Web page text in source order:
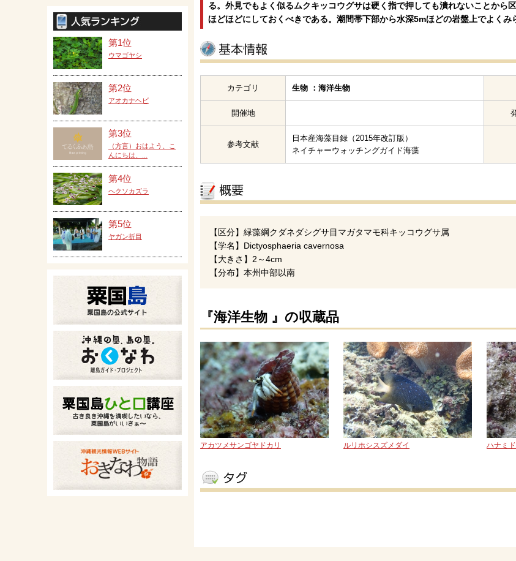
る。外見でもよく似るムクキッコウグサは硬く指で押しても潰れないことか
ほどほどにしておくべきである。潮間帯下部から水深5mほどの岩盤上でよくみ
カテゴリ 生物 ：海洋生物
開催地
参考文献
日本産海藻目録（2015年改訂版）
ネイチャーウォッチングガイド海藻
【区分】緑藻綱クダネダシグサ目マガタマモ科キッコウグサ属
【学名】Dictyosphaeria cavernosa
【大きさ】2～4cm
【分布】本州中部以南
『海洋生物 』の収蔵品
アカツメサンゴヤドカリ ルリホシスズメダイ ハナミ
第1位
ウマゴヤシ
第2位
アオカナヘビ
第3位
（方言）おはよう、こ
んにちは、...
第4位
ヘクソカズラ
第5位
ヤガン折目